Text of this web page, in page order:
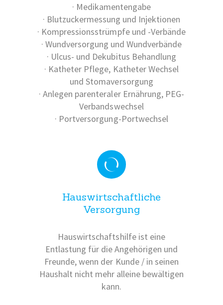
· Medikamentengabe
· Blutzuckermessung und Injektionen
· Kompressionsstrümpfe und -Verbände
· Wundversorgung und Wundverbände
· Ulcus- und Dekubitus Behandlung
· Katheter Pflege, Katheter Wechsel
und Stomaversorgung
· Anlegen parenteraler Ernährung, PEG-
Verbandswechsel
· Portversorgung-Portwechsel
Hauswirtschaftliche
Versorgung
Hauswirtschaftshilfe ist eine
Entlastung für die Angehörigen und
Freunde, wenn der Kunde / in seinen
Haushalt nicht mehr alleine bewältigen
kann.